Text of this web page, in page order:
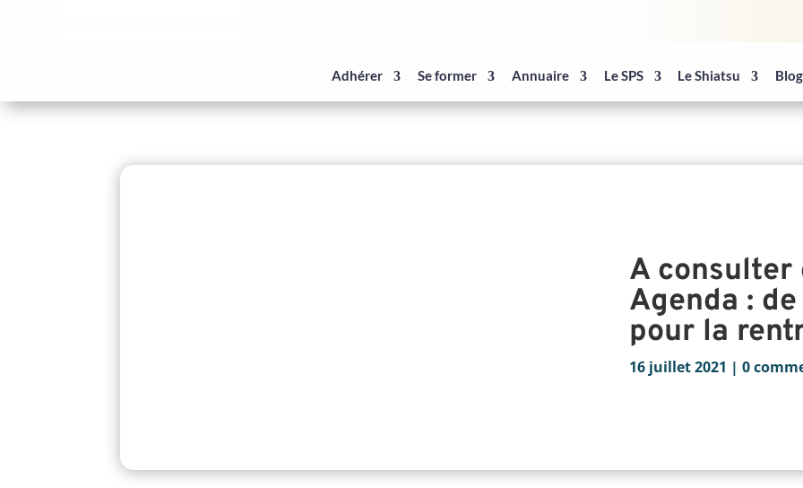
Adhérer Se former Annuaire Le SPS Le Shiatsu Blog
A consulter
Agenda :
pour la
16 juillet 2021 | 0